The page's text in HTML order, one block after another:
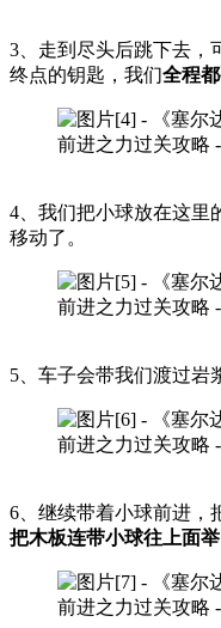
3、走到尽头后跳下去，
终点的钥匙，我们全程
4、我们把小球放在这里
移动了。
5、车子会带我们渡过岩
6、继续带着小球前进，
把木板连带小球往上面举